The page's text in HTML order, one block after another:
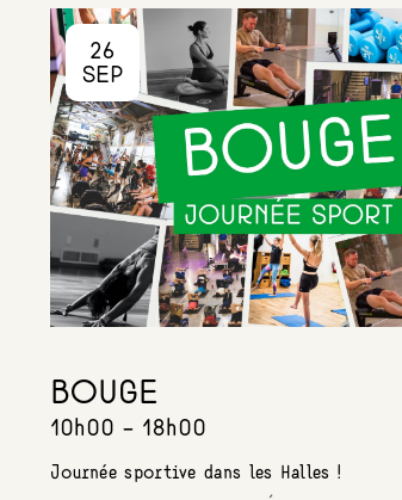
26
SEP
BOUGE
10h00 - 18h00
Journée sportive dans les Halles !